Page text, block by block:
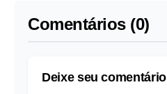
Comentários (0)
Deixe seu comentário